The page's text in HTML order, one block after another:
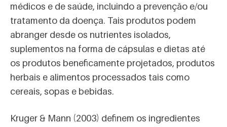
médicos e de saúde, incluindo a prevenção e/ou
tratamento da doença. Tais produtos podem
abranger desde os nutrientes isolados,
suplementos na forma de cápsulas e dietas até
os produtos beneficamente projetados, produtos
herbais e alimentos processados tais como
cereais, sopas e bebidas.
Kruger & Mann (2003) definem os ingredientes